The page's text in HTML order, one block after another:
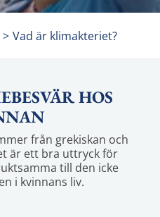
> Vad är klimakteriet?
HOS
från grekiskan och
är ett bra uttryck för
till den icke
i kvinnans liv.